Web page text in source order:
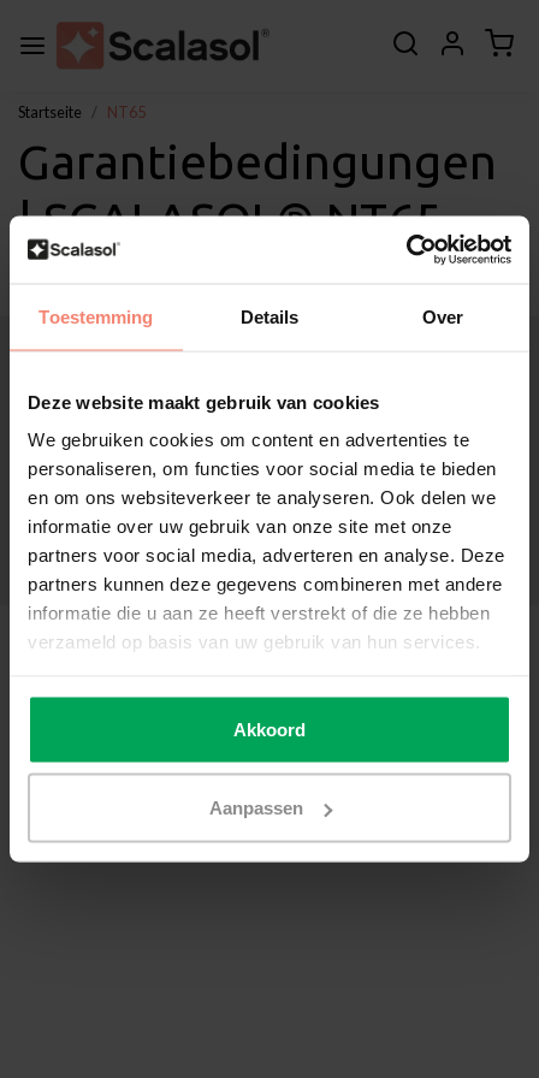
Toestemming Details Over
Deze website maakt gebruik van cookies
We gebruiken cookies om content en advertenties te
personaliseren, om functies voor social media te bieden
en om ons websiteverkeer te analyseren. Ook delen we
informatie over uw gebruik van onze site met onze
partners voor social media, adverteren en analyse. Deze
partners kunnen deze gegevens combineren met andere
informatie die u aan ze heeft verstrekt of die ze hebben
verzameld op basis van uw gebruik van hun services.
Akkoord
Aanpassen
Startseite NT65
Garantiebedingungen
| SCALASOL® NT65
Über Scalasol®
Service
Sonstige
Kundendienst
Mein Konto
Kategorien
Kontakt